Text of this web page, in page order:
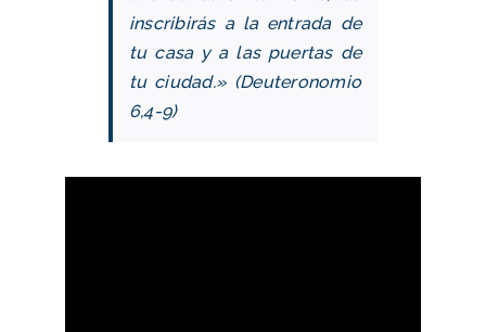
inscribirás a la entrada de
tu casa y a las puertas de
tu ciudad.» (Deuteronomio
6,4-9)